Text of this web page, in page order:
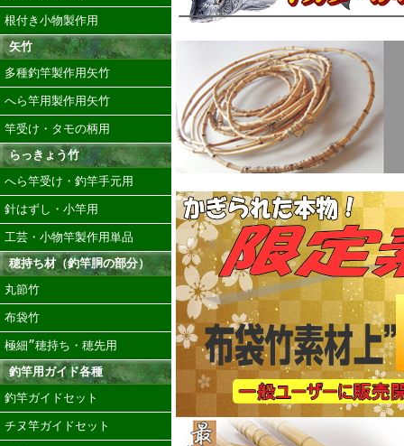
根付き小物製作用
矢竹
多種釣竿製作用矢竹
へら竿用製作用矢竹
竿受け・タモの柄用
らっきょう竹
へら竿受け・釣竿手元用
針はずし・小竿用
工芸・小物竿製作用単品
穂持ち材（釣竿胴の部分）
丸節竹
布袋竹
極細”穂持ち・穂先用
釣竿用ガイド各種
釣竿ガイドセット
チヌ竿ガイドセット